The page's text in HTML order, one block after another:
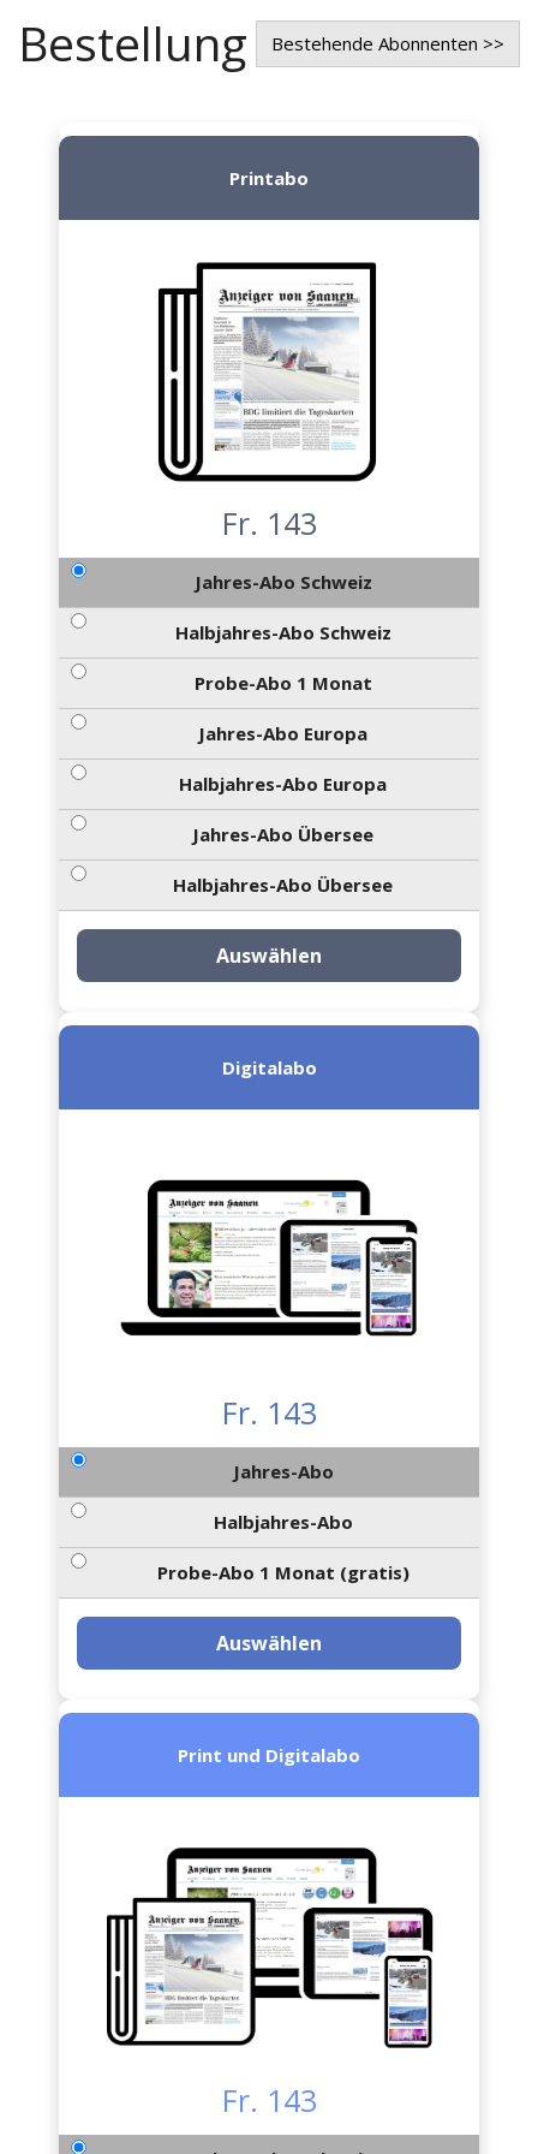
Bestellung Bestehende Abonnenten >>
Printabo
Fr. 143
Jahres-Abo Schweiz
Halbjahres-Abo Schweiz
Probe-Abo 1 Monat
Jahres-Abo Europa
Halbjahres-Abo Europa
Jahres-Abo Übersee
Halbjahres-Abo Übersee
Auswählen
Digitalabo
Fr. 143
Jahres-Abo
Halbjahres-Abo
Probe-Abo 1 Monat (gratis)
Auswählen
Print und Digitalabo
Fr. 143